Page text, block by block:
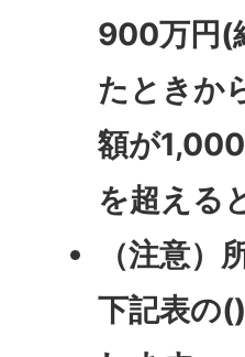
900万円(
たときか
額が
を超える
（注意
下記表の